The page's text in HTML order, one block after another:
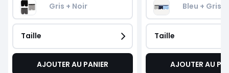
Gris + Noir
Taille
AJOUTER AU PANIER
Bleu + Gris
Taille
AJOUTER AU